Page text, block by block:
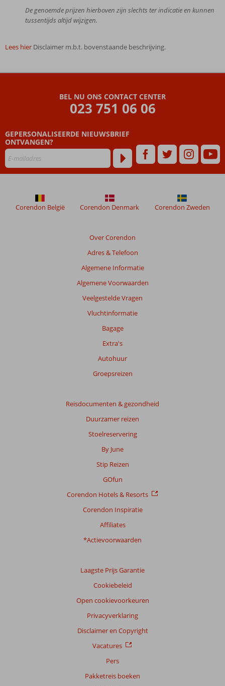
De genoemde prijzen hierboven zijn slechts ter indicatie en kunnen
tussentijds altijd wijzigen.
Lees hier Disclaimer m.b.t. bovenstaande beschrijving.
na
hun
verblijf
in
BEL NU ONS CONTACT CENTER
023 751 06 06
GEPERSONALISEERDE NIEUWSBRIEF
ONTVANGEN?
Over Corendon
Adres & Telefoon
Algemene Informatie
Algemene Voorwaarden
Veelgestelde Vragen
Vluchtinformatie
Bagage
Extra's
Autohuur
Groepsreizen
Reisdocumenten & gezondheid
Duurzamer reizen
Stoelreservering
By June
Stip Reizen
GOfun
Corendon Hotels & Resorts
Corendon Inspiratie
Affiliates
*Actievoorwaarden
Laagste Prijs Garantie
Cookiebeleid
Open cookievoorkeuren
Privacyverklaring
Disclaimer en Copyright
Vacatures
Pers
Pakketreis boeken
Corendon België Corendon Denmark Corendon Zweden